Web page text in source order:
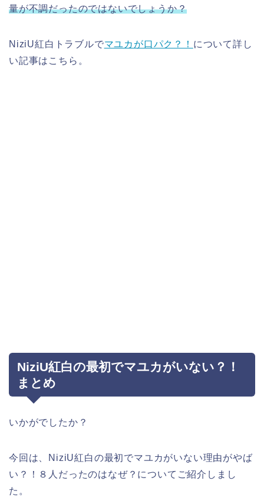
量が不調だったのではないでしょうか？
NiziU紅白トラブルでマユカが口パク？！ について詳し
い記事はこちら。
NiziU紅白の最初でマユカがいない？！
まとめ
いかがでしたか？
今回は、NiziU紅白の最初でマユカがいない理由がやば
い？！８人だったのはなぜ？についてご紹介しまし
た。